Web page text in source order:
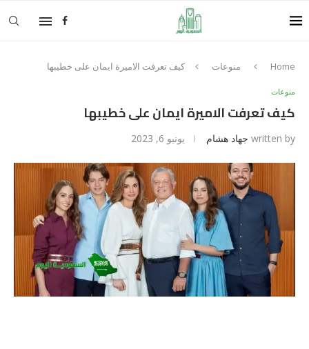
Home منوعات كيف تعرفت الاميرة ايمان على خطيبها
منوعات
كيف تعرفت الاميرة ايمان على خطيبها
written by جهاد هشام يونيو 6, 2023